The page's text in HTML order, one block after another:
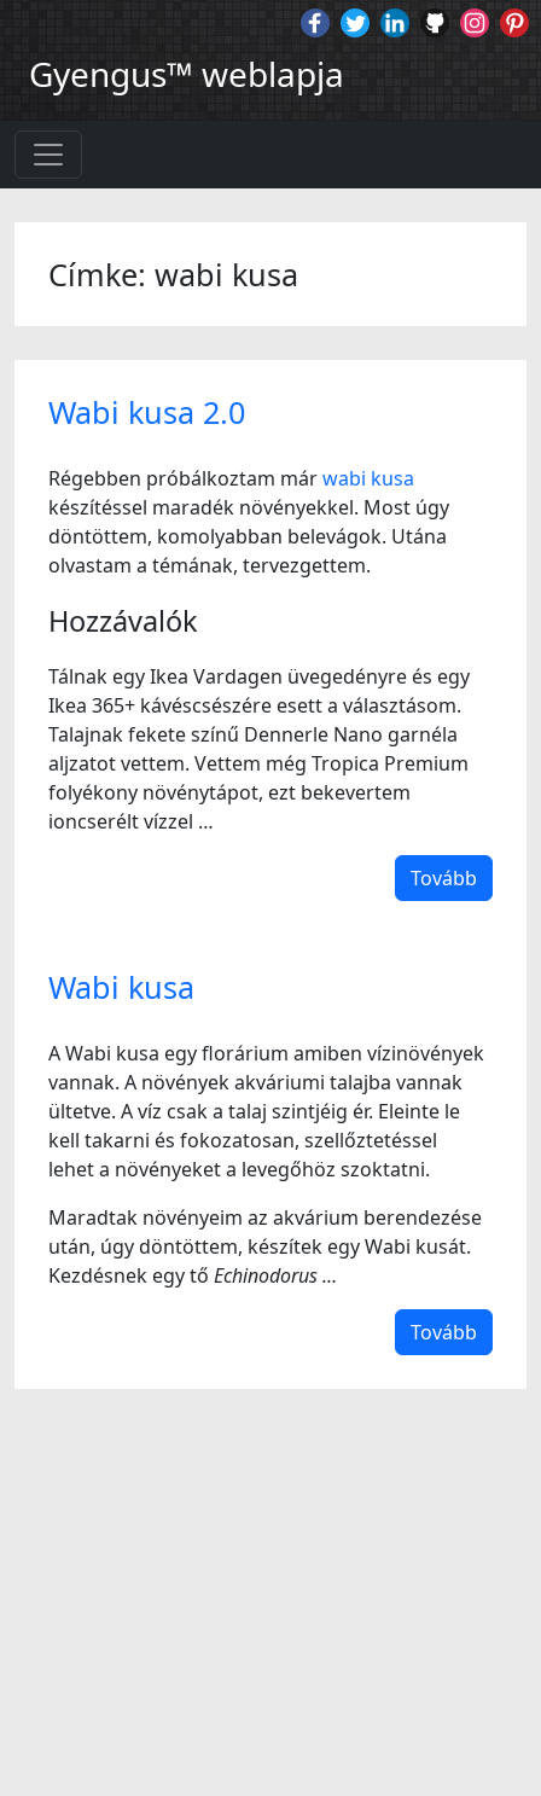
Gyengus™ weblapja
Címke: wabi kusa
Wabi kusa 2.0
Régebben próbálkoztam márwabi kusa
készítéssel maradék növényekkel. Most úgy
döntöttem, komolyabban belevágok. Utána
olvastam a témának, tervezgettem.
Hozzávalók
Tálnak egy Ikea Vardagen üvegedényre és egy
Ikea 365+ kávéscsészére esett a választásom.
Talajnak fekete színű Dennerle Nano garnéla
aljzatot vettem. Vettem még Tropica Premium
folyékony növénytápot, ezt bekevertem
ioncserélt vízzel …
Tovább
Wabi kusa
A Wabi kusa egy florárium amiben vízinövények
vannak. A növények akváriumi talajba vannak
ültetve. A víz csak a talaj szintjéig ér. Eleinte le
kell takarni és fokozatosan, szellőztetéssel
lehet a növényeket a levegőhöz szoktatni.
Maradtak növényeim az akvárium berendezése
után, úgy döntöttem, készítek egy Wabi kusát.
Kezdésnek egy tő Echinodorus …
Tovább